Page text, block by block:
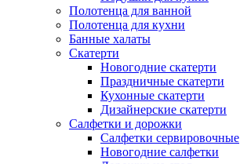
Полотенца для ванной
Полотенца для кухни
Банные халаты
Скатерти
Новогодние скатерти
Праздничные скатерти
Кухонные скатерти
Дизайнерские скатерти
Салфетки и дорожки
Салфетки сервировочные
Новогодние салфетки